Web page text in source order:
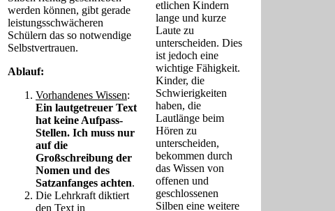
werden können, gibt gerade
leistungsschwächeren
Schülern das so notwendige
Selbstvertrauen.
Ablauf:
Vorhandenes Wissen:
Ein lautgetreuer Text
hat keine Aufpass-
Stellen. Ich muss nur
auf die
Großschreibung der
Nomen und des
Satzanfanges achten.
Die Lehrkraft diktiert
den Text in
etlichen Kindern
lange und kurze
Laute zu
unterscheiden. Dies
ist jedoch eine
wichtige Fähigkeit.
Kinder, die
Schwierigkeiten
haben, die
Lautlänge beim
Hören zu
unterscheiden,
bekommen durch
das Wissen von
offenen und
geschlossenen
Silben eine weitere